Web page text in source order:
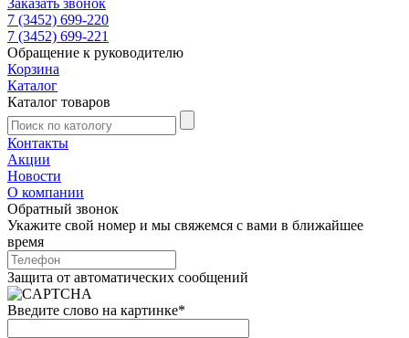
7 (3452) 699-220
7 (3452) 699-221
Обращение к руководителю
Корзина
Каталог
Каталог товаров
Контакты
Акции
Новости
О компании
Обратный звонок
Укажите свой номер и мы свяжемся с вами в ближайшее
время
Защита от автоматических сообщений
Введите слово на картинке*